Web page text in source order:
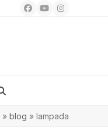
Facebook
YouTubeInstagram
» blog » lampada